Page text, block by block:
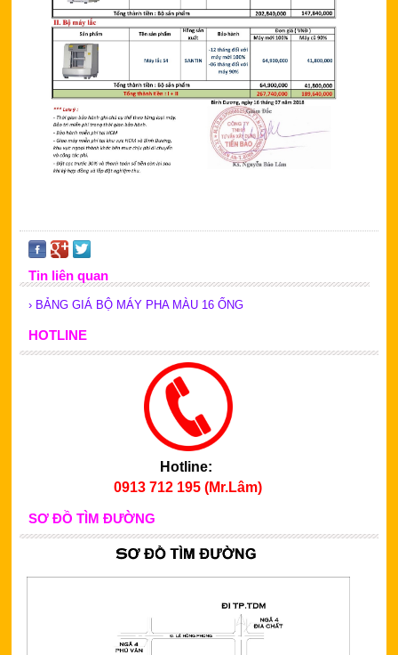
Tin liên quan
› BẢNG GIÁ BỘ MÁY PHA MÀU 16 ỐNG
HOTLINE
Hotline:
0913 712 195 (Mr.Lâm)
SƠ ĐỒ TÌM ĐƯỜNG